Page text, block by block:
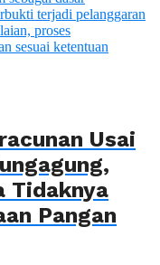
Usai
Tidaknya
Pangan